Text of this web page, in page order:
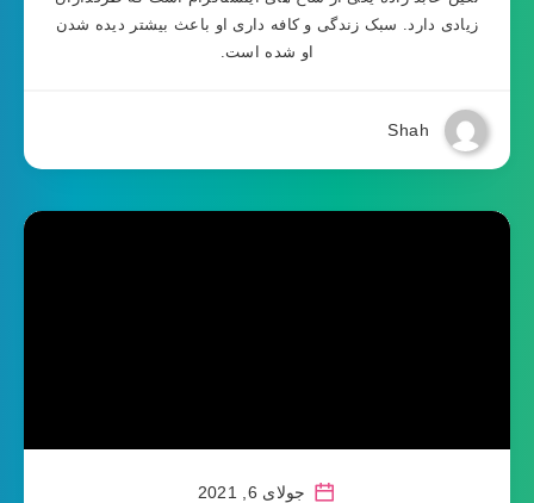
زیادی دارد. سبک زندگی و کافه داری او باعث بیشتر دیده شدن
او شده است.
Shah
جولای 6, 2021